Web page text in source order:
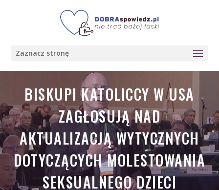
Zaznacz stronę
BISKUPI KATOLICCY W USA
ZAGŁOSUJĄ NAD
AKTUALIZACJĄ WYTYCZNYCH
DOTYCZĄCYCH MOLESTOWANIA
SEKSUALNEGO DZIECI